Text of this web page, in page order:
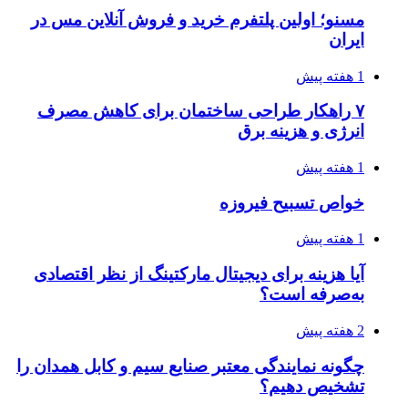
مسنو؛ اولین پلتفرم خرید و فروش آنلاین مس در
ایران
1 هفته پیش
۷ راهکار طراحی ساختمان برای کاهش مصرف
انرژی و هزینه برق
1 هفته پیش
خواص تسبیح فیروزه
1 هفته پیش
آیا هزینه برای دیجیتال مارکتینگ از نظر اقتصادی
به‌صرفه است؟
2 هفته پیش
چگونه نمایندگی معتبر صنایع سیم و کابل همدان را
تشخیص دهیم؟